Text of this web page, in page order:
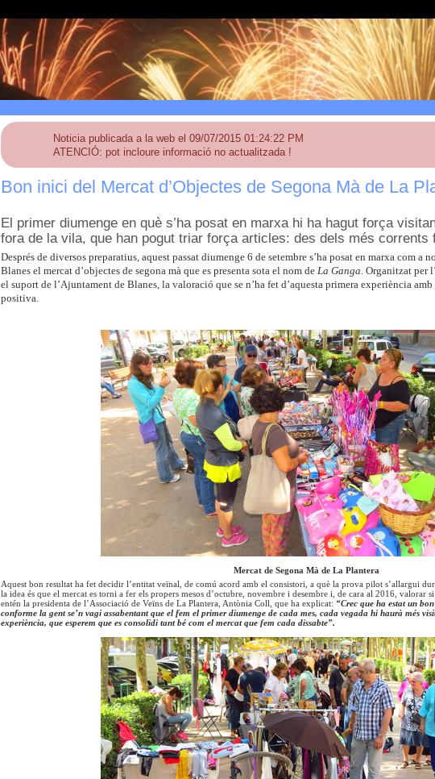
Noticia publicada a la web el 09/07/2015 01:24:22 PM
ATENCIÓ: pot incloure informació no actualitzada !
Bon inici del Mercat d’Objectes de Segona Mà de La
El primer diumenge en què s’ha posat en marxa hi ha hagut força
fora de la vila, que han pogut triar força articles: des dels més corrents
Després de diversos preparatius, aquest passat diumenge 6 de setembre s’ha posat en marxa com a
Blanes el mercat d’objectes de segona mà que es presenta sota el nom de La Ganga. Organitzat per
el suport de l’Ajuntament de Blanes, la valoració que se n’ha fet d’aquesta primera experiència amb
positiva.
Mercat de Segona Mà de La Plantera
Aquest bon resultat ha fet decidir l’entitat veïnal, de comú acord amb el consistori, a què la prova pilot s’allargui
la idea és que el mercat es torni a fer els propers mesos d’octubre, novembre i desembre i, de cara al 2016, valorar
entén la presidenta de l’Associació de Veïns de La Plantera, Antònia Coll, que ha explicat: “Crec que ha estat un
conforme la gent se’n vagi assabentant que el fem el primer diumenge de cada mes, cada vegada hi haurà més
experiència, que esperem que es consolidi tant bé com el mercat que fem cada dissabte”.